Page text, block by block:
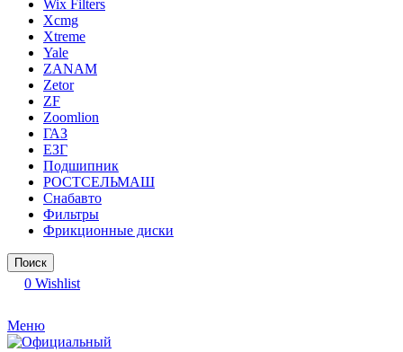
Wix Filters
Xcmg
Xtreme
Yale
ZANAM
Zetor
ZF
Zoomlion
ГАЗ
ЕЗГ
Подшипник
РОСТСЕЛЬМАШ
Снабавто
Фильтры
Фрикционные диски
Поиск
0 Wishlist
Меню